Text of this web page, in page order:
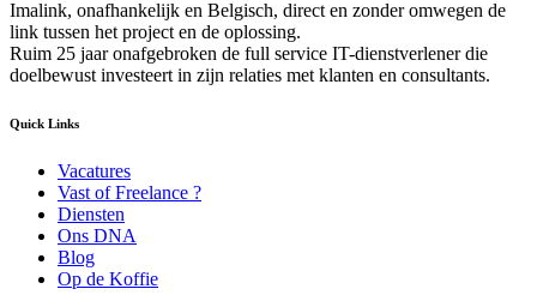
Imalink, onafhankelijk en Belgisch, direct en zonder omwegen de
link tussen het project en de oplossing.
Ruim 25 jaar onafgebroken de full service IT-dienstverlener die
doelbewust investeert in zijn relaties met klanten en consultants.
Quick Links
Vacatures
Vast of Freelance ?
Diensten
Ons DNA
Blog
Op de Koffie